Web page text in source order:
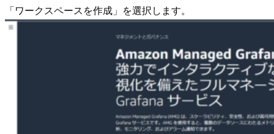
「ワークスペースを作成」を選択します。